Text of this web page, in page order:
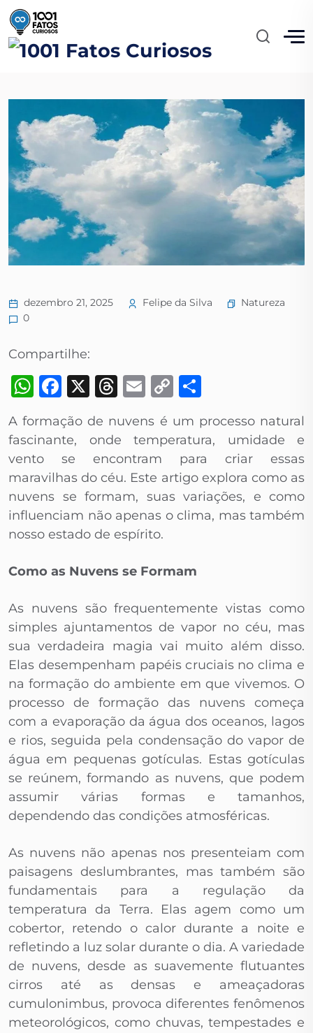
A Magia das Nuvens
1001 Fatos Curiosos Blog Natureza
dezembro 21, 2025 Felipe da Silva
Natureza
0
Compartilhe:
WhatsApp
Facebook
X Threads
Email
Copy
A formação de nuvens é um processo natural
fascinante, onde temperatura, umidade e
vento se encontram para criar essas
maravilhas do céu. Este artigo explora como as
nuvens se formam, suas variações, e como
influenciam não apenas o clima, mas também
nosso estado de espírito.
Como as Nuvens se Formam
As nuvens são frequentemente vistas como
simples ajuntamentos de vapor no céu, mas
sua verdadeira magia vai muito além disso.
Elas desempenham papéis cruciais no clima e
na formação do ambiente em que vivemos. O
processo de formação das nuvens começa
com a evaporação da água dos oceanos, lagos
e rios, seguida pela condensação do vapor de
água em pequenas gotículas. Estas gotículas
se reúnem, formando as nuvens, que podem
assumir várias formas e tamanhos,
dependendo das condições atmosféricas.
As nuvens não apenas nos presenteiam com
paisagens deslumbrantes, mas também são
fundamentais para a regulação da
temperatura da Terra. Elas agem como um
cobertor, retendo o calor durante a noite e
refletindo a luz solar durante o dia. A variedade
de nuvens, desde as suavemente flutuantes
cirros até as densas e ameaçadoras
cumulonimbus, provoca diferentes fenômenos
meteorológicos, como chuvas, tempestades e